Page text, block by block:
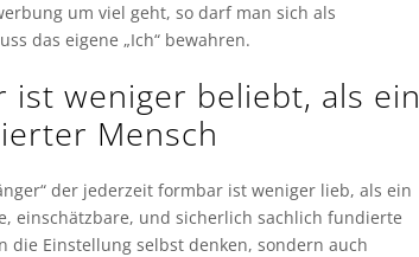
um viel geht, so darf man sich als
das eigene „Ich“ bewahren.
weniger beliebt, als ein
Mensch
der jederzeit formbar ist weniger lieb, als ein
einschätzbare, und sicherlich sachlich fundierte
Einstellung selbst denken, sondern auch